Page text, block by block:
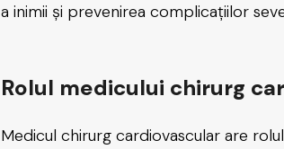
a inimii și prevenirea complicațiilor
Rolul medicului chirurg
Medicul chirurg cardiovascular are